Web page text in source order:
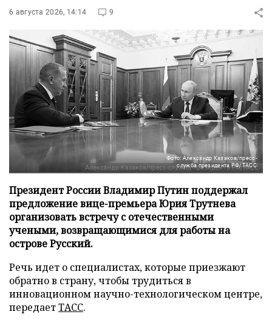
6 августа 2026, 14:14 9
Фото: Александр Казаков/пресс-
служба президента РФ/ТАСС
Президент России Владимир Путин поддержал
предложение вице-премьера Юрия Трутнева
организовать встречу с отечественными
учеными, возвращающимися для работы на
острове Русский.
Речь идет о специалистах, которые приезжают
обратно в страну, чтобы трудиться в
инновационном научно-технологическом центре,
передаетТАСС.